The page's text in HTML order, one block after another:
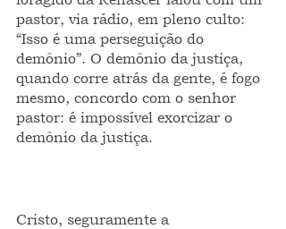
pastor, via rádio, em pleno culto:
“Isso é uma perseguição do
demônio”. O demônio da justiça,
quando corre atrás da gente, é fogo
mesmo, concordo com o senhor
pastor: é impossível exorcizar o
demônio da justiça.
Cristo, seguramente a